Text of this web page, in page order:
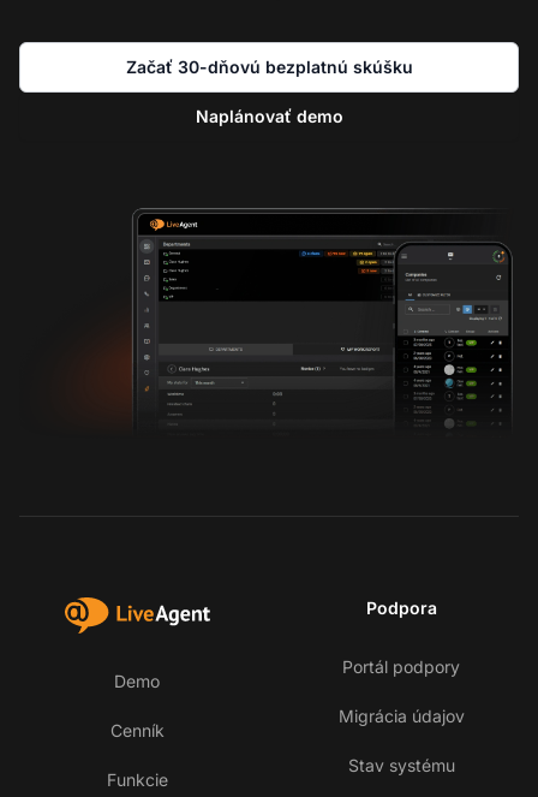
Začať 30-dňovú bezplatnú skúšku
Naplánovať demo
Demo
Cenník
Funkcie
Podpora
Portál podpory
Migrácia údajov
Stav systému